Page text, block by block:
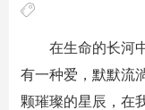
在生命的长河
有一种爱，默默流
颗璀璨的星辰，在